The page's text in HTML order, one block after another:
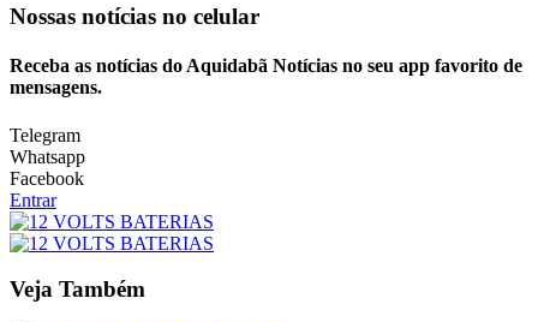
Nossas notícias no celular
Receba as notícias do Aquidabã Notícias no seu app favorito de
mensagens.
Telegram
Whatsapp
Facebook
Entrar
Veja Também